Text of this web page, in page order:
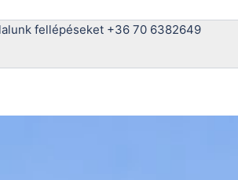
fellépéseket +36 70 6382649